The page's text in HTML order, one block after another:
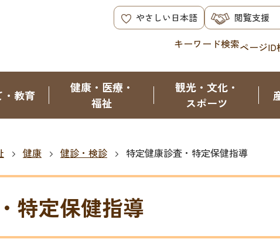
やさしい日本語 閲覧支援
キーワード検索ページID
・教育
健康・医療・
福祉
観光・文化・
スポーツ
健康 健診・検診 特定健康診査・特定保健指導
特定保健指導